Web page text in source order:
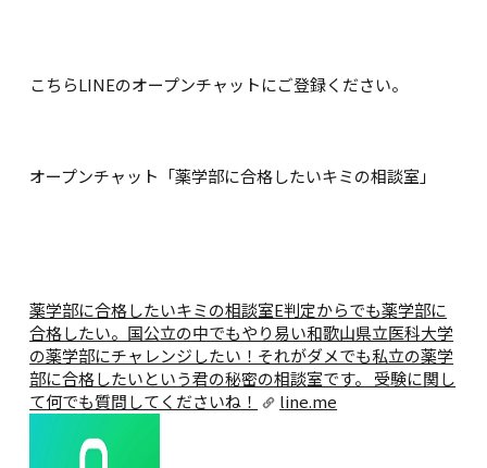
こちらLINEのオープンチャットにご登録ください。
オープンチャット「薬学部に合格したいキミの相談室」
薬学部に合格したいキミの相談室E判定からでも薬学部に
合格したい。国公立の中でもやり易い和歌山県立医科大学
の薬学部にチャレンジしたい！それがダメでも私立の薬学
部に合格したいという君の秘密の相談室です。 受験に関し
て何でも質問してくださいね！
line.me